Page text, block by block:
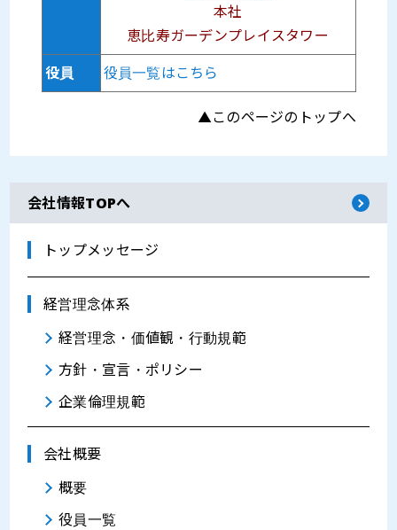
本社
恵比寿ガーデンプレイスタワー
役員
役員一覧はこちら
▲このページのトップへ
会社情報TOPへ
トップメッセージ
経営理念体系
経営理念・価値観・行動規範
方針・宣言・ポリシー
企業倫理規範
会社概要
概要
役員一覧